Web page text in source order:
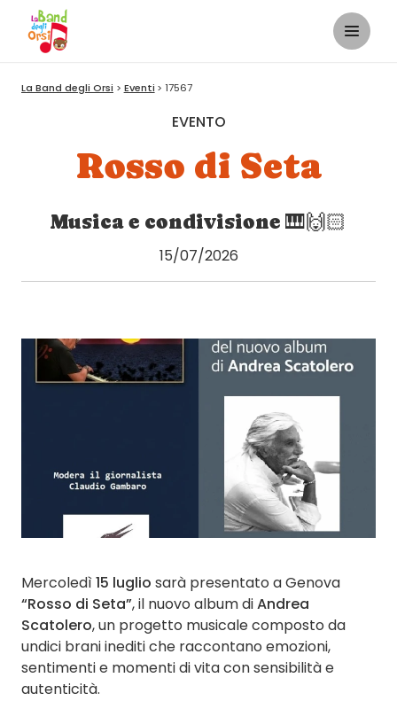
La Band degli Orsi Eventi 17567
EVENTO
Rosso di Seta
Musica e condivisione 🎹🙌🏻
15/07/2026
Mercoledì15 luglio sarà presentato a Genova
“Rosso di Seta”, il nuovo album diAndrea
Scatolero, un progetto musicale composto da
undici brani inediti che raccontano emozioni,
sentimenti e momenti di vita con sensibilità e
autenticità.